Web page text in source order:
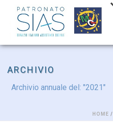
ARCHIVIO
Archivio annuale del: "2021"
HOME /